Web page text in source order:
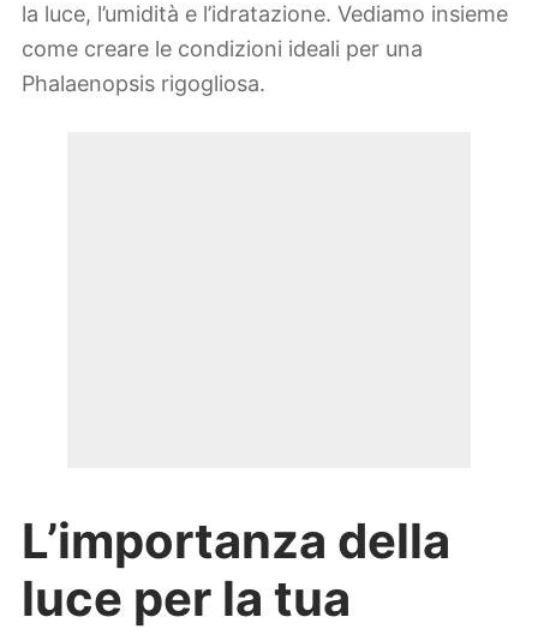
la luce, l’umidità e l’idratazione. Vediamo insieme
come creare le condizioni ideali per una
Phalaenopsis rigogliosa.
L’importanza della
luce per la tua